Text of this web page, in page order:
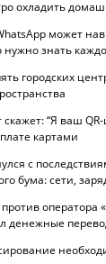
охладить
может
нужно знать
городских
скажет: “Я ваш
картами
с
бума: сети,
оператора
денежные